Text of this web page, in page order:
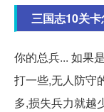
三国志10关
你的总兵... 如果
打一些,无人防守
多,损失兵力就越